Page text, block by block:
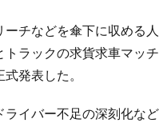
チなどを傘下に収める
トラックの求貨求車マッ
発表した。
ライバー不足の深刻化な